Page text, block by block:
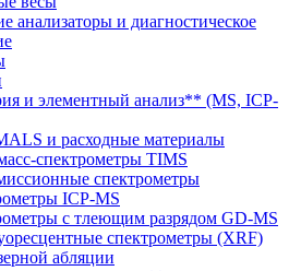
анализаторы и диагностическое
и элементный анализ** (MS, ICP-
и расходные материалы
спектрометры TIMS
спектрометры
ICP-MS
с тлеющим разрядом GD-MS
спектрометры (XRF)
абляции